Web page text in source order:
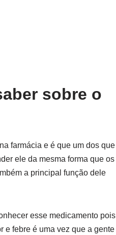
sobre o
farmácia e é que um dos que
ele da mesma forma que os
a principal função dele
esse medicamento pois
e febre é uma vez que a gente